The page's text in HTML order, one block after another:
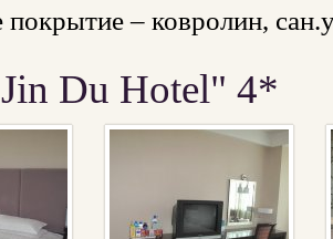
покрытие – ковролин,
Du Hotel" 4*